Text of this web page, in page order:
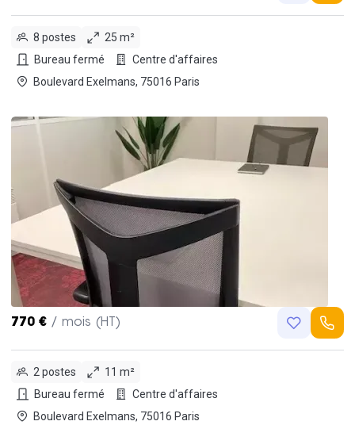
8 postes
25 m²
Bureau fermé
Centre d'affaires
Boulevard Exelmans, 75016 Paris
770 € / mois (HT)
2 postes
11 m²
Bureau fermé
Centre d'affaires
Boulevard Exelmans, 75016 Paris